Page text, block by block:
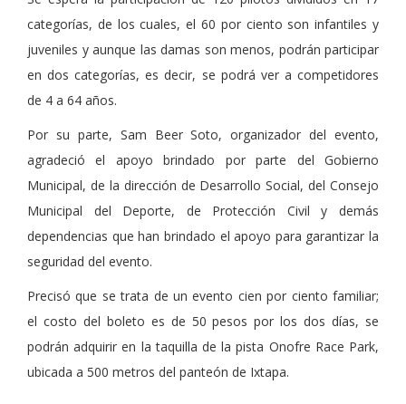
categorías, de los cuales, el 60 por ciento son infantiles y
juveniles y aunque las damas son menos, podrán participar
en dos categorías, es decir, se podrá ver a competidores
de 4 a 64 años.
Por su parte, Sam Beer Soto, organizador del evento,
agradeció el apoyo brindado por parte del Gobierno
Municipal, de la dirección de Desarrollo Social, del Consejo
Municipal del Deporte, de Protección Civil y demás
dependencias que han brindado el apoyo para garantizar la
seguridad del evento.
Precisó que se trata de un evento cien por ciento familiar;
el costo del boleto es de 50 pesos por los dos días, se
podrán adquirir en la taquilla de la pista Onofre Race Park,
ubicada a 500 metros del panteón de Ixtapa.